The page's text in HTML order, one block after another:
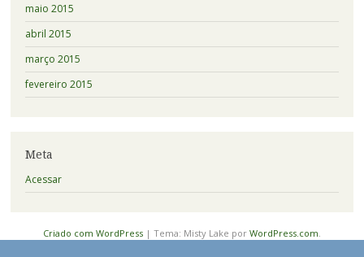
maio 2015
abril 2015
março 2015
fevereiro 2015
Meta
Acessar
Criado com WordPress | Tema: Misty Lake por WordPress.com.